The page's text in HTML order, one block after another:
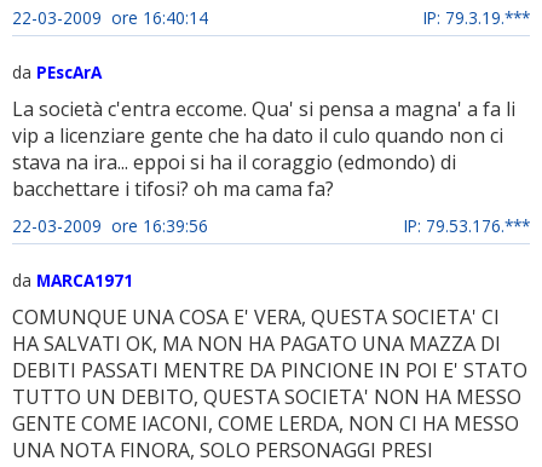
22-03-2009 ore 16:40:14 IP: 79.3.19.***
da PEscArA
La società c'entra eccome. Qua' si pensa a magna' a fa li
vip a licenziare gente che ha dato il culo quando non ci
stava na ira... eppoi si ha il coraggio (edmondo) di
bacchettare i tifosi? oh ma cama fa?
22-03-2009 ore 16:39:56 IP: 79.53.176.***
da MARCA1971
COMUNQUE UNA COSA E' VERA, QUESTA SOCIETA' CI
HA SALVATI OK, MA NON HA PAGATO UNA MAZZA DI
DEBITI PASSATI MENTRE DA PINCIONE IN POI E' STATO
TUTTO UN DEBITO, QUESTA SOCIETA' NON HA MESSO
GENTE COME IACONI, COME LERDA, NON CI HA MESSO
UNA NOTA FINORA, SOLO PERSONAGGI PRESI